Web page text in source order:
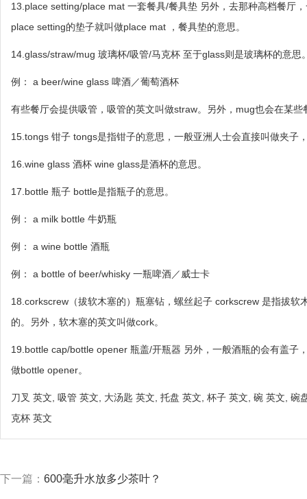
13.place setting/place mat 一套餐具/餐具垫 另外，去那种高档餐厅
place setting的垫子就叫做place mat ，餐具垫的意思。
14.glass/straw/mug 玻璃杯/吸管/马克杯 至于glass则是玻璃杯的意思
例： a beer/wine glass 啤酒／葡萄酒杯
有些餐厅会提供吸管，吸管的英文叫做straw。另外，mug也会在某
15.tongs 钳子 tongs是指钳子的意思，一般亚洲人士会直接叫做夹子
16.wine glass 酒杯 wine glass是酒杯的意思。
17.bottle 瓶子 bottle是指瓶子的意思。
例： a milk bottle 牛奶瓶
例： a wine bottle 酒瓶
例： a bottle of beer/whisky 一瓶啤酒／威士卡
18.corkscrew（拔软木塞的）瓶塞钻，螺丝起子 corkscrew 是指拔
的。另外，软木塞的英文叫做cork。
19.bottle cap/bottle opener 瓶盖/开瓶器 另外，一般酒瓶的会有盖子
做bottle opener。
刀叉 英文, 吸管 英文, 大汤匙 英文, 托盘 英文, 杯子 英文, 碗 英文,
克杯 英文
下一篇： 600毫升水放多少茶叶？